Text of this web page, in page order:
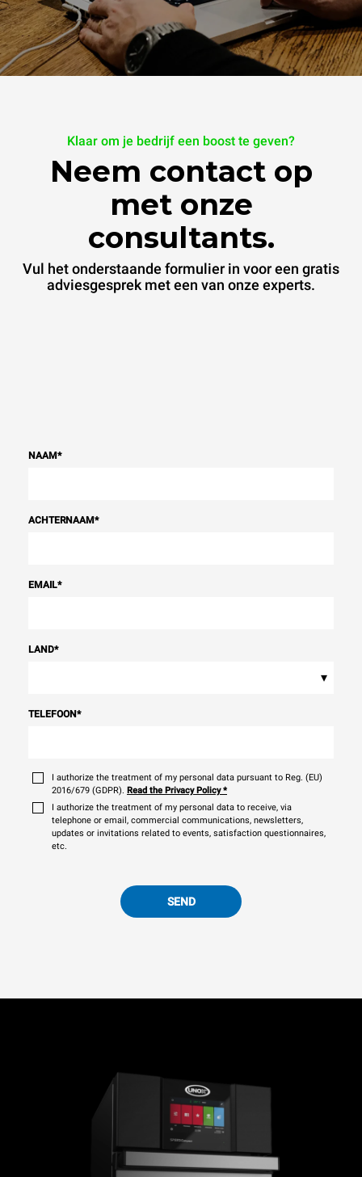
Klaar om je bedrijf een boost te geven?
Neem contact op
met onze
consultants.
Vul het onderstaande formulier in voor een gratis
adviesgesprek met een van onze experts.
NAAM*
ACHTERNAAM*
EMAIL*
LAND*
▾
TELEFOON*
I authorize the treatment of my personal data pursuant to Reg. (EU)
2016/679 (GDPR). Read the Privacy Policy*
I authorize the treatment of my personal data to receive, via
telephone or email, commercial communications, newsletters,
updates or invitations related to events, satisfaction questionnaires,
etc.
SEND